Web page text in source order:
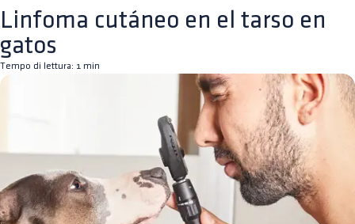
Linfoma cutáneo en el tarso en
gatos
Tempo di lettura: 1 min